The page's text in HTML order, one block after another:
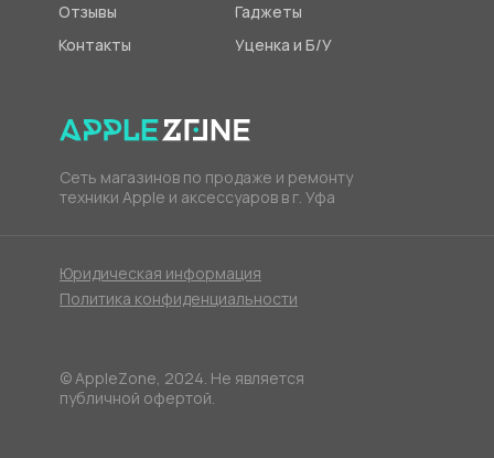
Сеть магазинов по продаже и ремонту
техники Apple и аксессуаров в г. Уфа
Отзывы
Контакты
Юридическая информация
© AppleZone, 2024. Не является
публичной офертой.
Политика конфиденциальности
Гаджеты
Уценка и Б/У